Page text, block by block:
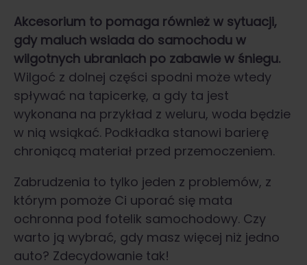
Akcesorium to pomaga również w sytuacji,
gdy maluch wsiada do samochodu w
wilgotnych ubraniach po zabawie w śniegu.
Wilgoć z dolnej części spodni może wtedy
spływać na tapicerkę, a gdy ta jest
wykonana na przykład z weluru, woda będzie
w nią wsiąkać. Podkładka stanowi barierę
chroniącą materiał przed przemoczeniem.
Zabrudzenia to tylko jeden z problemów, z
którym pomoże Ci uporać się mata
ochronna pod fotelik samochodowy. Czy
warto ją wybrać, gdy masz więcej niż jedno
auto? Zdecydowanie tak!